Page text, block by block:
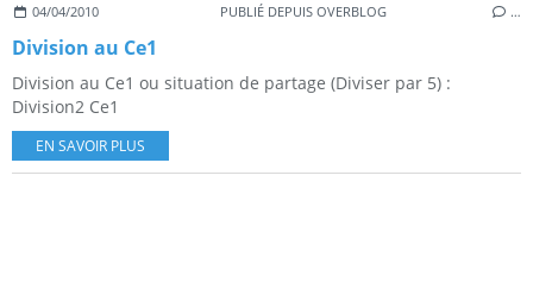
04/04/2010 PUBLIÉ DEPUIS OVERBLOG …
Division au Ce1
Division au Ce1 ou situation de partage (Diviser par 5) :
Division2 Ce1
EN SAVOIR PLUS